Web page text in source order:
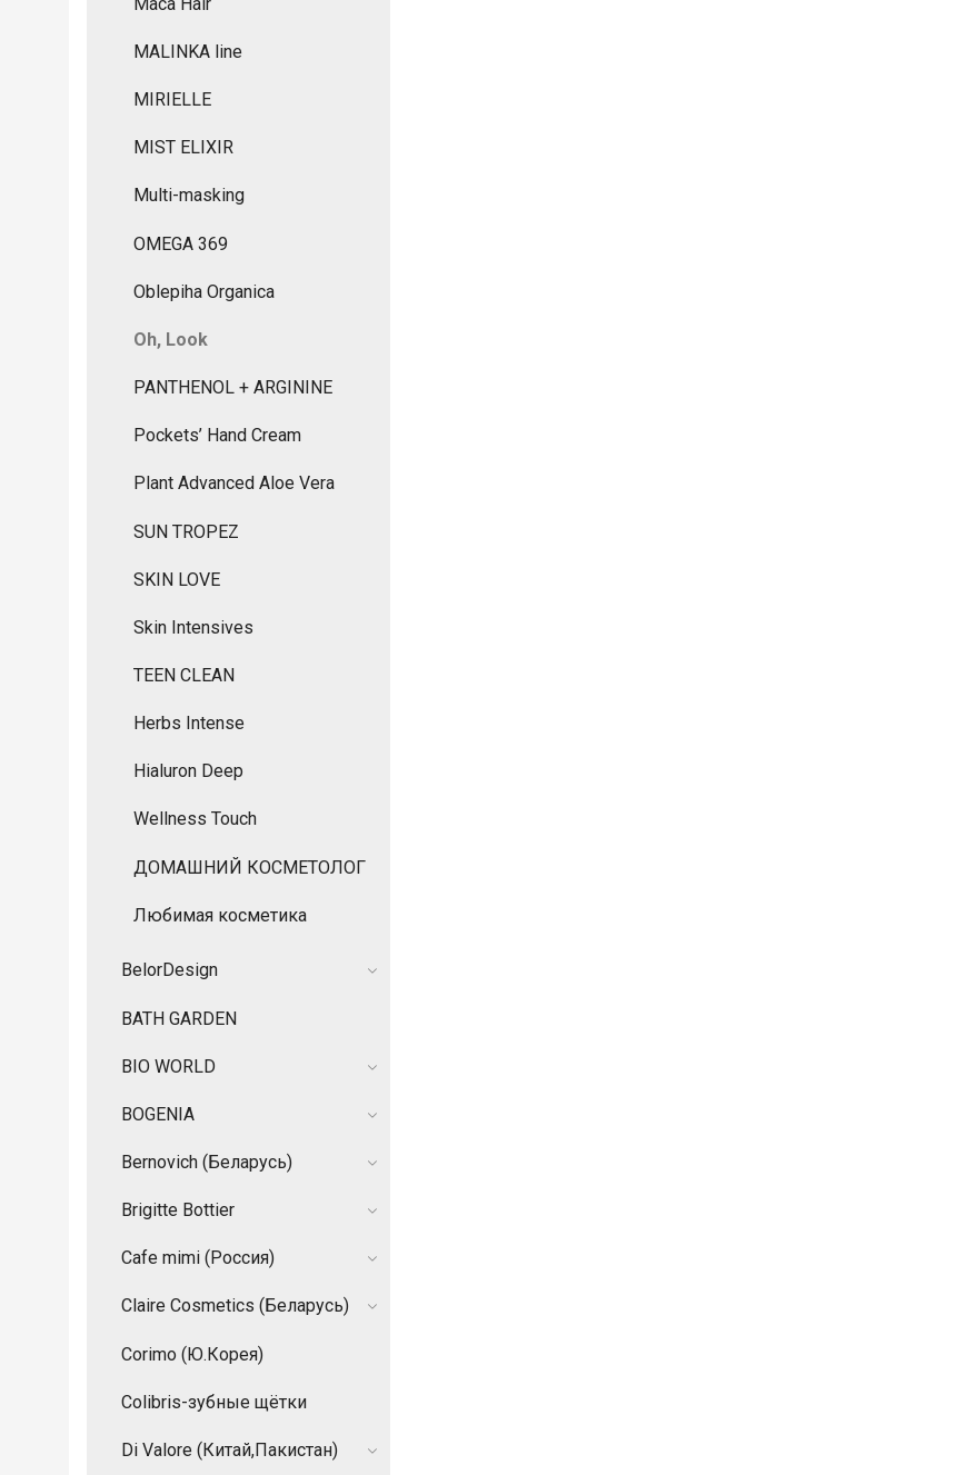
MALINKA line
MIRIELLE
MIST ELIXIR
Multi-masking
OMEGA 369
Oblepiha Organica
Oh, Look
PANTHENOL + ARGININE
Pockets’ Hand Cream
Plant Advanced Aloe Vera
SUN TROPEZ
SKIN LOVE
Skin Intensives
TEEN CLEAN
Herbs Intense
Hialuron Deep
Wellness Touch
ДОМАШНИЙ КОСМЕТОЛОГ
Любимая косметика
BelorDesign
BATH GARDEN
BIO WORLD
BOGENIA
Bernovich (Беларусь)
Brigitte Bottier
Cafe mimi (Россия)
Claire Cosmetics (Беларусь)
Corimo (Ю.Корея)
Colibris-зубные щётки
Di Valore (Китай,Пакистан)